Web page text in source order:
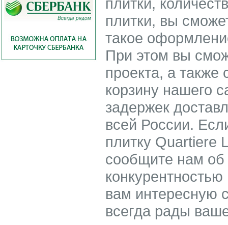
плитки, вы
такое
При этом вы
проекта, а также
корзину нашего
задержек
всей России.
плитку Quartiere
сообщите нам
вам интересную
всегда рады